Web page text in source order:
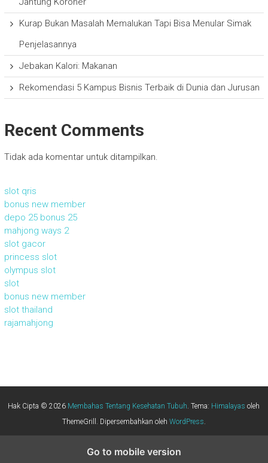
Kurap Bukan Masalah Memalukan Tapi Bisa Menular Simak
Penjelasannya
Jebakan Kalori: Makanan
Rekomendasi 5 Kampus Bisnis Terbaik di Dunia dan Jurusan
Recent Comments
Tidak ada komentar untuk ditampilkan.
slot qris
bonus new member
depo 25 bonus 25
mahjong ways 2
slot gacor
princess slot
olympus slot
slot
bonus new member
slot thailand
rajamahjong
Hak Cipta © 2026 Membahas Tentang Kesehatan Tubuh. Tema: Himalayas oleh
ThemeGrill. Dipersembahkan oleh WordPress.
Go to mobile version